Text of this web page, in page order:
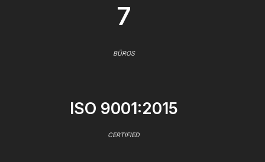
7
BÜROS
ISO 9001:2015
CERTIFIED